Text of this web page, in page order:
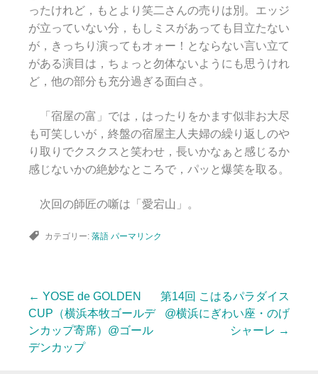
ったけれど，もとより笑二さんの売りは別。エッジ
が立っていない分，もしミスがあっても目立たない
が，きっちり演ってもオォー！とならない言い立て
がある演目は，ちょっと勿体ないようにも思うけれ
ど，他の部分も充分過ぎる面白さ。
「宿屋の富」では，はったりをかます似非お大尽
も可笑しいが，終盤の宿屋主人夫婦の繰り返しのや
り取りでクスクスと笑わせ，長いかなぁと感じるか
感じないかの絶妙なところで，パッと爆笑を取る。
次回の師匠の噺は「愛宕山」。
カテゴリー: 落語 パーマリンク
投
稿
← YOSE de GOLDEN
CUP（横浜本牧ゴールデ
ンカップ寄席）@ゴール
デンカップ
第14回 こはるパラダイス
@横浜にぎわい座・のげ
シャーレ →